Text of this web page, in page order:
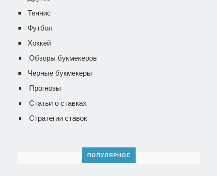
Теннис
Футбол
Хоккей
Обзоры букмекеров
Черные букмекеры
Прогнозы
Статьи о ставках
Стратегии ставок
ПОПУЛЯРНОЕ